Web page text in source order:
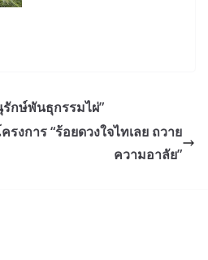
กษ์พันธุกรรมไผ่”
งการ “ร้อยดวงใจไทเลย ถวาย
ความอาลัย”